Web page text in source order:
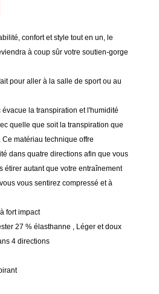
confort et style tout en un, le
à coup sûr votre soutien-gorge
pour aller à la salle de sport ou au
la transpiration et l'humidité
quelle que soit la transpiration que
matériau technique offre
dans quatre directions afin que vous
étirer autant que votre entraînement
vous sentirez compressé et à
fort impact
27 % élasthanne , Léger et doux
4 directions